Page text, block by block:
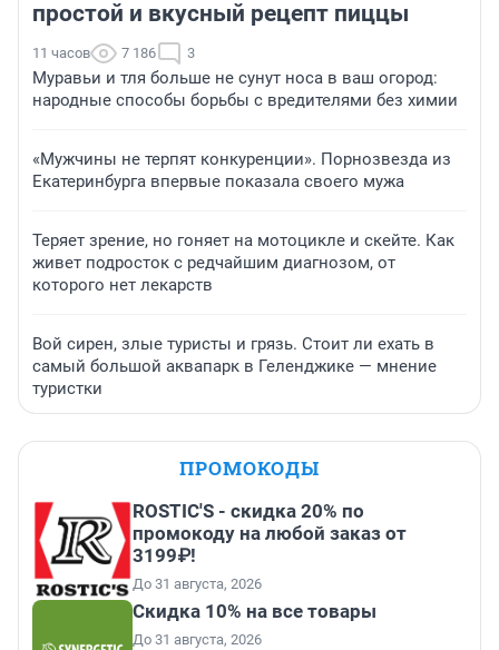
простой и вкусный рецепт пиццы
11 часов 7 186 3
Муравьи и тля больше не сунут носа в ваш огород:
народные способы борьбы с вредителями без химии
«Мужчины не терпят конкуренции». Порнозвезда из
Екатеринбурга впервые показала своего мужа
Теряет зрение, но гоняет на мотоцикле и скейте. Как
живет подросток с редчайшим диагнозом, от
которого нет лекарств
Вой сирен, злые туристы и грязь. Стоит ли ехать в
самый большой аквапарк в Геленджике — мнение
туристки
ПРОМОКОДЫ
ROSTIC'S - скидка 20% по
промокоду на любой заказ от
3199₽!
До 31 августа, 2026
Скидка 10% на все товары
До 31 августа, 2026